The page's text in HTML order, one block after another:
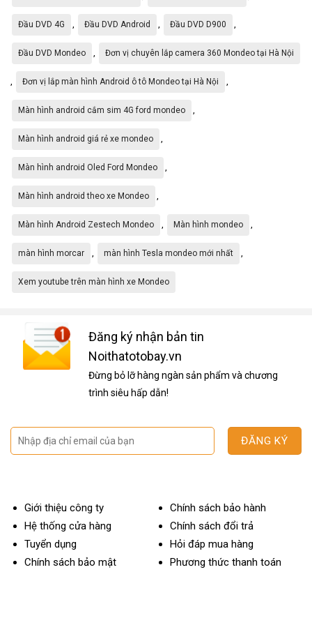
Đầu DVD 4G Đầu DVD Android Đầu DVD D900
Đầu DVD Mondeo Đơn vị chuyên lắp camera 360 Mondeo tại Hà Nội
Đơn vị lắp màn hình Android ô tô Mondeo tại Hà Nội
Màn hình android cắm sim 4G ford mondeo
Màn hình android giá rẻ xe mondeo
Màn hình android Oled Ford Mondeo
Màn hình android theo xe Mondeo
Màn hình Android Zestech Mondeo Màn hình mondeo
màn hình morcar màn hình Tesla mondeo mới nhất
Xem youtube trên màn hình xe Mondeo
Đăng ký nhận bản tin
Noithatotobay.vn
Đừng bỏ lỡ hàng ngàn sản phẩm và chương
trình siêu hấp dẫn!
Giới thiệu công ty
Hệ thống cửa hàng
Tuyển dụng
Chính sách bảo mật
Chính sách bảo hành
Chính sách đổi trả
Hỏi đáp mua hàng
Phương thức thanh toán